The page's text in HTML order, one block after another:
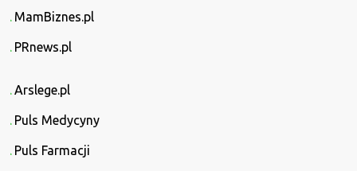
MamBiznes.pl
PRnews.pl
Arslege.pl
Puls Medycyny
Puls Farmacji